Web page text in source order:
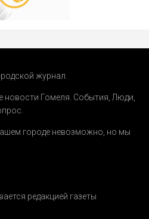
журнал.
новости Гомеля. События Люди
городе невозможно, но мы
редакцией газеты